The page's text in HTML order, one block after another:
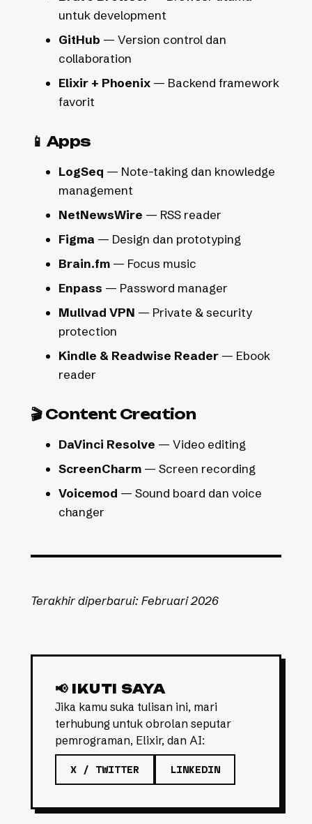
untuk development
GitHub — Version control dan
collaboration
Elixir + Phoenix — Backend framework
favorit
📱 Apps
LogSeq — Note-taking dan knowledge
management
NetNewsWire — RSS reader
Figma — Design dan prototyping
Brain.fm — Focus music
Enpass — Password manager
Mullvad VPN — Private & security
protection
Kindle & Readwise Reader — Ebook
reader
🎬 Content Creation
DaVinci Resolve — Video editing
ScreenCharm — Screen recording
Voicemod — Sound board dan voice
changer
Terakhir diperbarui: Februari 2026
📢 IKUTI SAYA
Jika kamu suka tulisan ini, mari
terhubung untuk obrolan seputar
pemrograman, Elixir, dan AI:
X / TWITTER LINKEDIN